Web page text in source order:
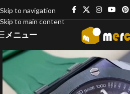
Skip to navigation
Skip to main content
メニュー